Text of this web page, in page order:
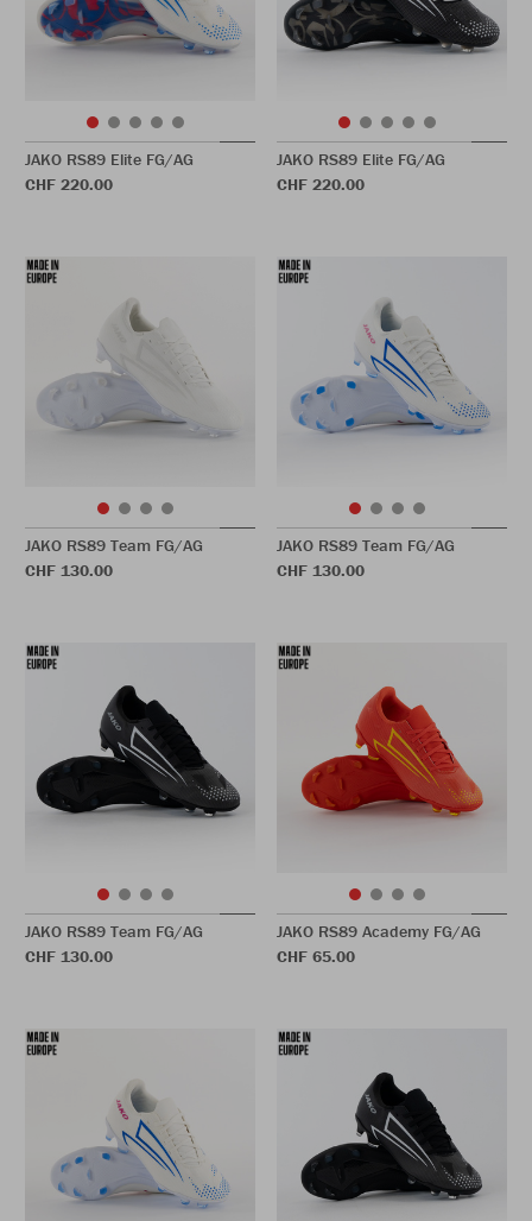
JAKO RS89 Elite FG/AG
CHF 220.00
JAKO RS89 Elite FG/AG
CHF 220.00
JAKO RS89 Team FG/AG
CHF 130.00
JAKO RS89 Team FG/AG
CHF 130.00
JAKO RS89 Team FG/AG
CHF 130.00
JAKO RS89 Academy FG/AG
CHF 65.00